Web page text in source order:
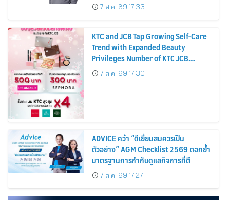
บาทต่อหุ้น ครึ่งปีหลังมุ่งเติบโตต่อเนื่อง
7 ส.ค. 69 17:33
KTC and JCB Tap Growing Self-Care
Trend with Expanded Beauty
Privileges Number of KTC JCB
Cardmembers Spending on
Cosmetics Rises 26%
7 ส.ค. 69 17:30
ADVICE คว้า “ดีเยี่ยมสมควรเป็น
ตัวอย่าง” AGM Checklist 2569 ตอกย้ำ
มาตรฐานการกำกับดูแลกิจการที่ดี
7 ส.ค. 69 17:27